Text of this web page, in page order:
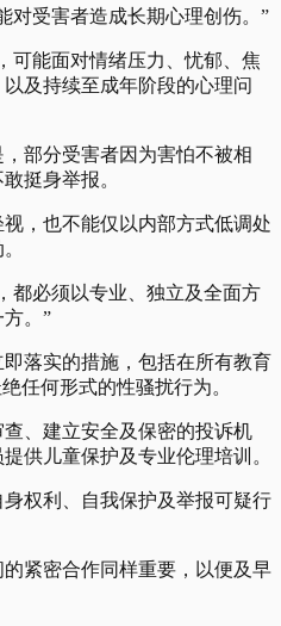
对受害者造成长期心理创伤。”
可能面对情绪压力、忧郁、焦
及持续至成年阶段的心理问
部分受害者因为害怕不被相
挺身举报。
，也不能仅以内部方式低调处
都必须以专业、独立及全面方
。”
落实的措施，包括在所有教育
任何形式的性骚扰行为。
、建立安全及保密的投诉机
供儿童保护及专业伦理培训。
权利、自我保护及举报可疑行
紧密合作同样重要，以便及早